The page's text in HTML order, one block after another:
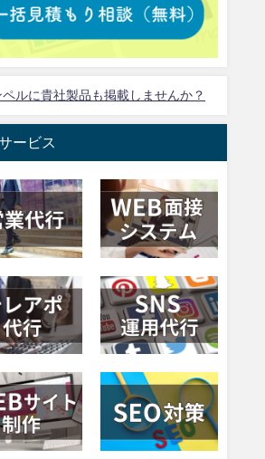
ルに貴社製品も掲載しませんか？
ービス